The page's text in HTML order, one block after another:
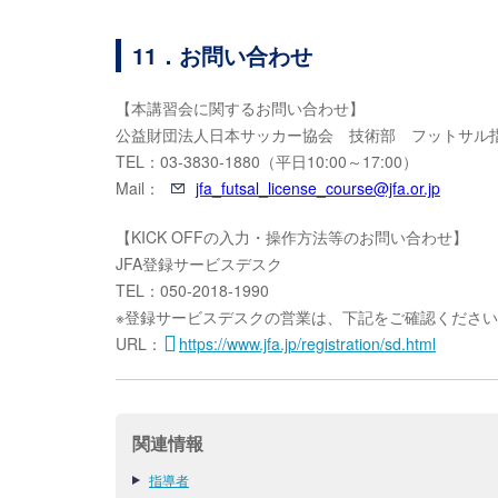
11．お問い合わせ
【本講習会に関するお問い合わせ】
公益財団法人日本サッカー協会 技術部 フットサル
TEL：03-3830-1880（平日10:00～17:00）
Mail：
jfa_futsal_license_course@jfa.or.jp
【KICK OFFの入力・操作方法等のお問い合わせ】
JFA登録サービスデスク
TEL：050-2018-1990
※登録サービスデスクの営業は、下記をご確認ください
URL：
https://www.jfa.jp/registration/sd.html
関連情報
指導者